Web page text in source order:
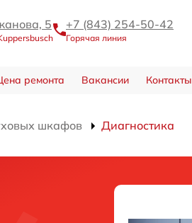
5 +7 (843) 254-50-42
Горячая линия
ремонта Вакансии Контакты
шкафов Диагностика